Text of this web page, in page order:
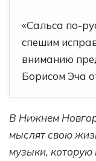
«Сальса по-
спешим
вниманию
Борисом Эча
В Нижнем
мыслят свою
музыки, которую